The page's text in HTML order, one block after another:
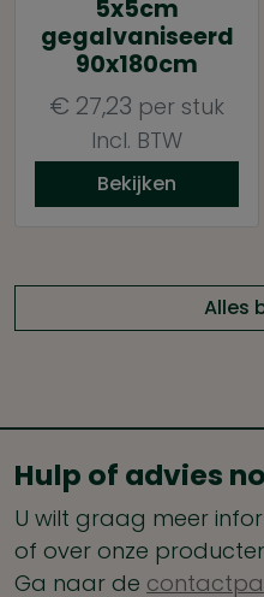
5x5cm
gegalvaniseerd
90x180cm
€ 27,23 per stuk
Incl. BTW
Bekijken
Alles
Hulp of advies
U wilt graag meer
of over onze
Ga naar de